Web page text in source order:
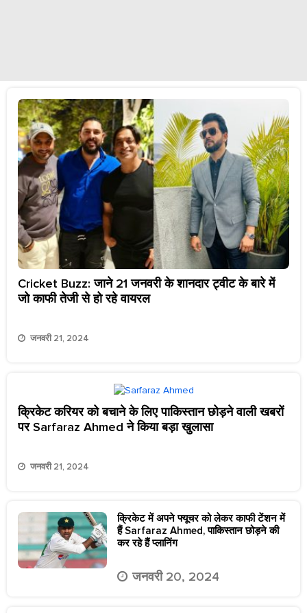
Cricket Buzz: जाने 21 जनवरी के शानदार ट्वीट के बारे में
जो काफी तेजी से हो रहे वायरल
जनवरी 21, 2024
क्रिकेट करियर को बचाने के लिए पाकिस्तान छोड़ने वाली खबरों
पर Sarfaraz Ahmed ने किया बड़ा खुलासा
जनवरी 21, 2024
क्रिकेट में अपने फ्यूचर को लेकर काफी टेंशन में
हैं Sarfaraz Ahmed, पाकिस्तान छोड़ने की
कर रहे हैं प्लानिंग
जनवरी 20, 2024